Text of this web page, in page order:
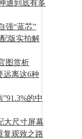
通到底有多
强“蓝芯”
版实拍解
图赏析
远离这6种
的中
大尺寸屏幕
复观致之路